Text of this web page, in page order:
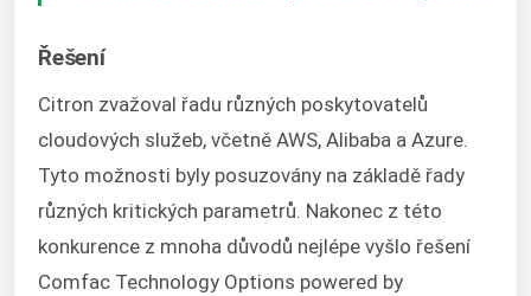
Řešení
Citron zvažoval řadu různých poskytovatelů
cloudových služeb, včetně AWS, Alibaba a Azure.
Tyto možnosti byly posuzovány na základě řady
různých kritických parametrů. Nakonec z této
konkurence z mnoha důvodů nejlépe vyšlo řešení
Comfac Technology Options powered by